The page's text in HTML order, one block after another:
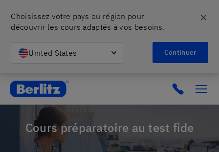
Choisissez votre pays ou région pour
découvrir les cours adaptés à vos besoins.
United States Continuer
✕
Berlitz CH
Cours préparatoire au test fide